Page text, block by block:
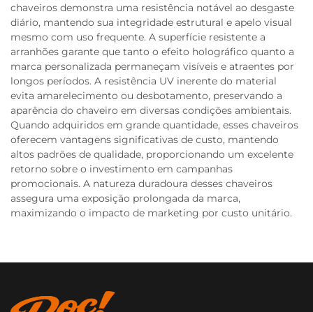
chaveiros demonstra uma resistência notável ao desgaste
diário, mantendo sua integridade estrutural e apelo visual
mesmo com uso frequente. A superfície resistente a
arranhões garante que tanto o efeito holográfico quanto a
marca personalizada permaneçam visíveis e atraentes por
longos períodos. A resistência UV inerente do material
evita amarelecimento ou desbotamento, preservando a
aparência do chaveiro em diversas condições ambientais.
Quando adquiridos em grande quantidade, esses chaveiros
oferecem vantagens significativas de custo, mantendo
altos padrões de qualidade, proporcionando um excelente
retorno sobre o investimento em campanhas
promocionais. A natureza duradoura desses chaveiros
assegura uma exposição prolongada da marca,
maximizando o impacto de marketing por custo unitário.